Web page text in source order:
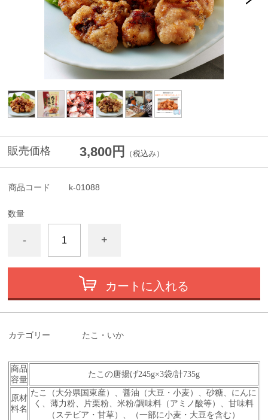
販売価格 3,800円 （税込み）
商品コード k-01088
数量
- +
カートに入れる
カテゴリー たこ・いか
商品
容量
たこの唐揚げ245g×3袋/計735g
原材
料名
たこ（大分県国東産）、醤油（大豆・小麦）、砂糖、にんに
く、薄力粉、片栗粉、米粉/調味料（アミノ酸等）、甘味料
（ステビア・甘草）、（一部に小麦・大豆を含む）